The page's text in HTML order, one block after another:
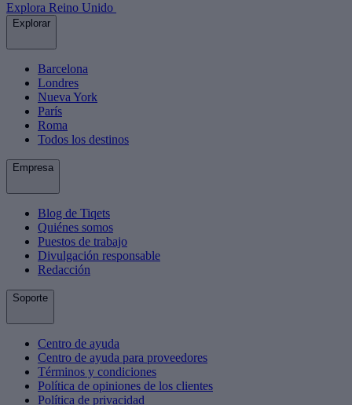
Explora Reino Unido
Explorar
Barcelona
Londres
Nueva York
París
Roma
Todos los destinos
Empresa
Blog de Tiqets
Quiénes somos
Puestos de trabajo
Divulgación responsable
Redacción
Soporte
Centro de ayuda
Centro de ayuda para proveedores
Términos y condiciones
Política de opiniones de los clientes
Política de privacidad